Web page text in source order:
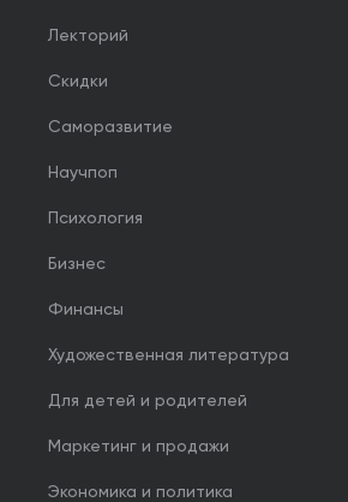
Лекторий
Скидки
Саморазвитие
Научпоп
Психология
Бизнес
Финансы
Художественная литература
Для детей и родителей
Маркетинг и продажи
Экономика и политика